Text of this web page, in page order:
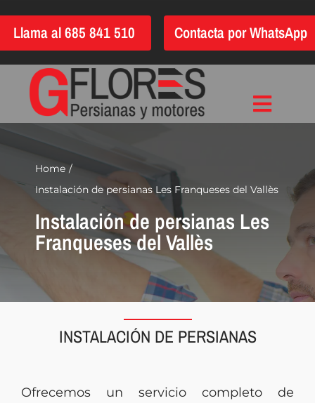
contenido
Llama al 685 841 510 Contacta por WhatsApp
Toggle
Instalación
Reparación
Motorización
Automatización
Persianas
Presupuesto
Home
Instalación de persianas Les Franqueses del Vallès
Instalación de persianas Les
Franqueses del Vallès
INSTALACIÓN DE PERSIANAS
Ofrecemos un servicio completo de